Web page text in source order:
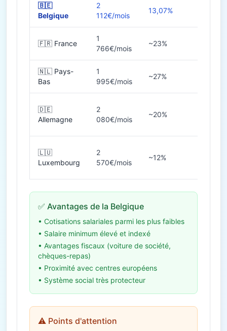
🇧🇪
Belgique
2
112€/mois
13,07%
🇫🇷 France
1
766€/mois
~23%
🇳🇱 Pays-
Bas
1
995€/mois
~27%
🇩🇪
Allemagne
2
080€/mois
~20%
🇱🇺
Luxembourg
2
570€/mois
~12%
✅ Avantages de la Belgique
• Cotisations salariales parmi les plus faibles
• Salaire minimum élevé et indexé
• Avantages fiscaux (voiture de société,
chèques-repas)
• Proximité avec centres européens
• Système social très protecteur
⚠️ Points d'attention